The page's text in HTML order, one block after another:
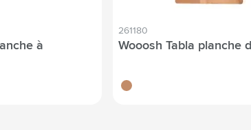
à
261180
Wooosh Tabla planche
brun bois